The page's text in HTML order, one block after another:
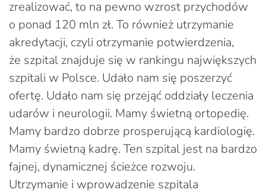
zrealizować, to na pewno wzrost przychodów
o ponad 120 mln zł. To również utrzymanie
akredytacji, czyli otrzymanie potwierdzenia,
że szpital znajduje się w rankingu największych
szpitali w Polsce. Udało nam się poszerzyć
ofertę. Udało nam się przejąć oddziały leczenia
udarów i neurologii. Mamy świetną ortopedię.
Mamy bardzo dobrze prosperującą kardiologię.
Mamy świetną kadrę. Ten szpital jest na bardzo
fajnej, dynamicznej ścieżce rozwoju.
Utrzymanie i wprowadzenie szpitala